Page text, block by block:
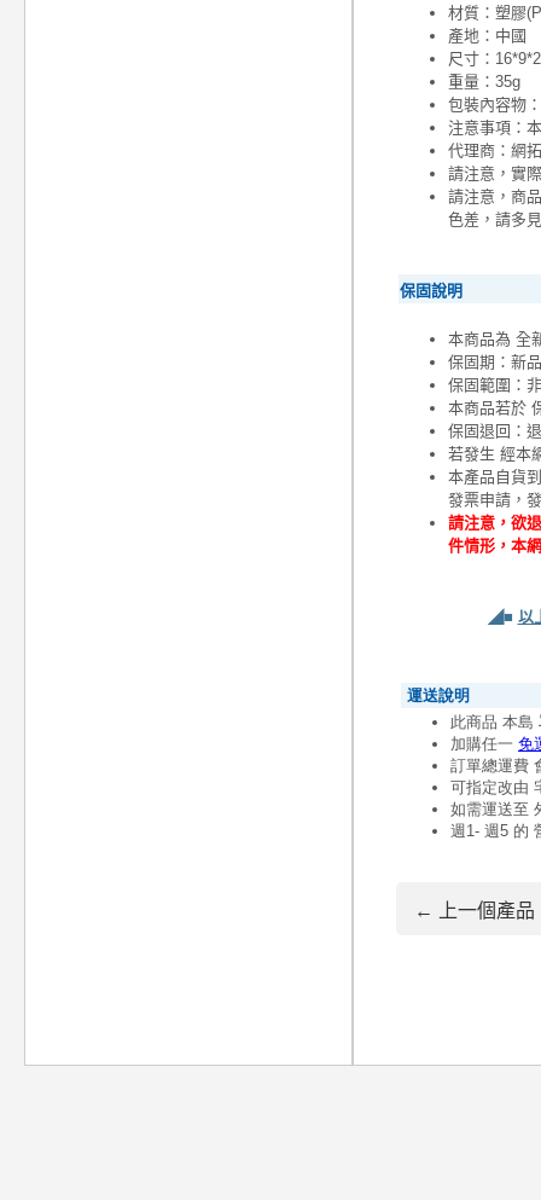
材質：塑膠
產地：中國
尺寸：
重量：35g
包裝內容物
注意事項：
代理商：網
請注意，實
請注意，商
色差，請多
保固說明
本商品為 全
保固期：新
保固範圍：
本商品若於
保固退回：
若發生 經本
本產品自貨
發票申請，
請注意，欲
件情形，本
◢■ 以
← 上一個產品